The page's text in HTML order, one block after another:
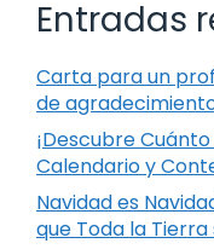
Entradas
Carta para un
de
¡Descubre
Calendario y
Navidad es
que Toda la